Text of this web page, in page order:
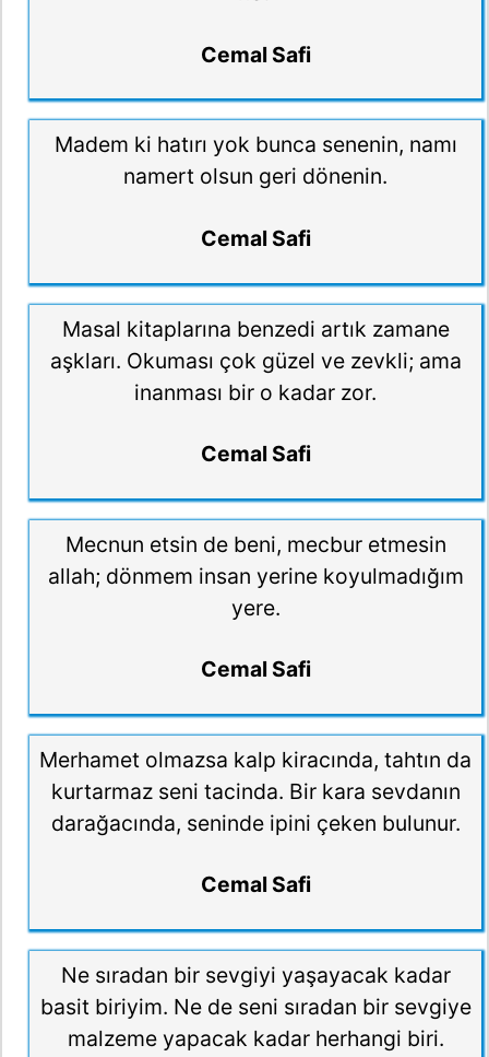
Cemal Safi
Madem ki hatırı yok bunca senenin, namı
namert olsun geri dönenin.
Cemal Safi
Masal kitaplarına benzedi artık zamane
aşkları. Okuması çok güzel ve zevkli; ama
inanması bir o kadar zor.
Cemal Safi
Mecnun etsin de beni, mecbur etmesin
allah; dönmem insan yerine koyulmadığım
yere.
Cemal Safi
Merhamet olmazsa kalp kiracında, tahtın da
kurtarmaz seni tacinda. Bir kara sevdanın
darağacında, seninde ipini çeken bulunur.
Cemal Safi
Ne sıradan bir sevgiyi yaşayacak kadar
basit biriyim. Ne de seni sıradan bir sevgiye
malzeme yapacak kadar herhangi biri.